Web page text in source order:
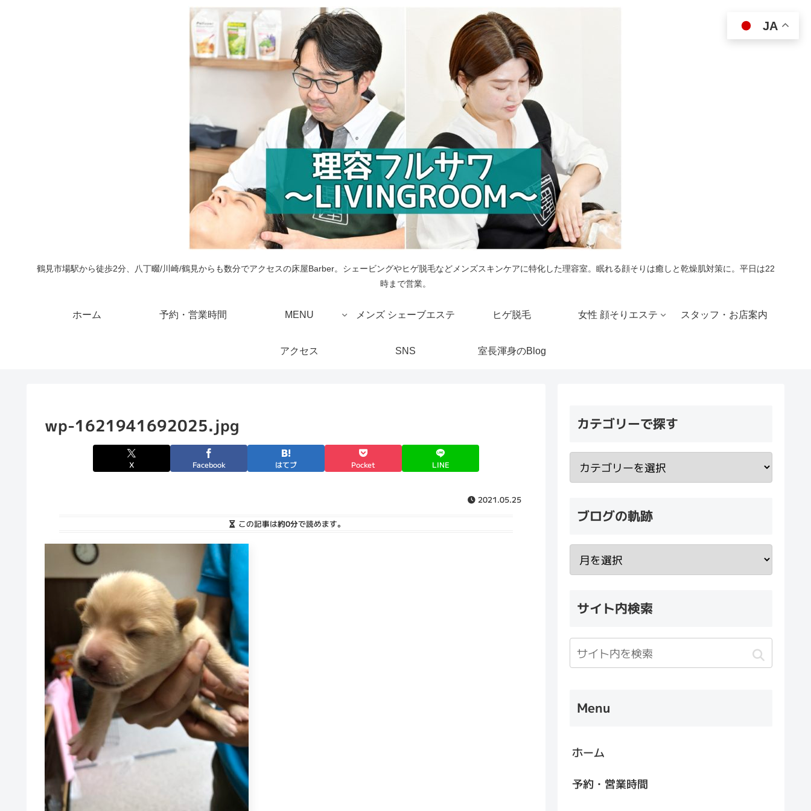
鶴見市場駅から徒歩2分、八丁畷/川崎/鶴見からも数分でアクセスの床屋Barber。シェービングやヒゲ脱毛などメンズスキンケアに特化した理容室。眠れる顔そりは癒しと乾燥肌対策に。平日は22
時まで営業。
ホーム 予約・営業時間 MENU メンズ シェーブエステ ヒゲ脱毛 女性 顔そりエステ スタッフ・お店案内
アクセス SNS 室長渾身のBlog
wp-1621941692025.jpg
X Facebook はてブ Pocket LINE
2021.05.25
この記事は約0分で読めます。
カテゴリーで探す
ブログの軌跡
サイト内検索
Menu
ホーム
予約・営業時間
JA